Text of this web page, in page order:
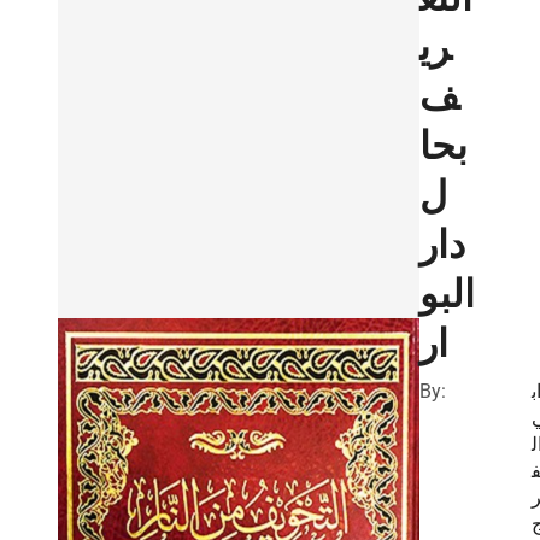
ري
ف
بحا
ل
دار
البو
ار
By:
اب
ف